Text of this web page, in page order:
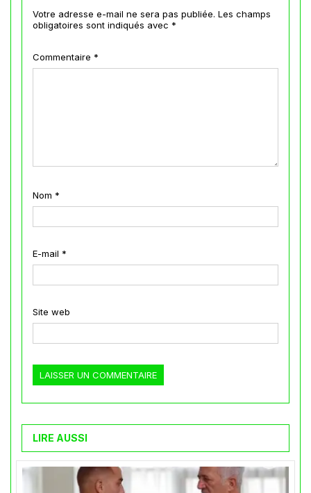
Votre adresse e-mail ne sera pas publiée. Les champs
obligatoires sont indiqués avec *
Commentaire *
Nom *
E-mail *
Site web
LIRE AUSSI